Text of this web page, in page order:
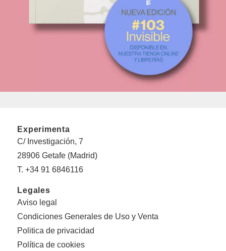
Experimenta
C/ Investigación, 7
28906 Getafe (Madrid)
T. +34 91 6846116
Legales
Aviso legal
Condiciones Generales de Uso y Venta
Politica de privacidad
Política de cookies